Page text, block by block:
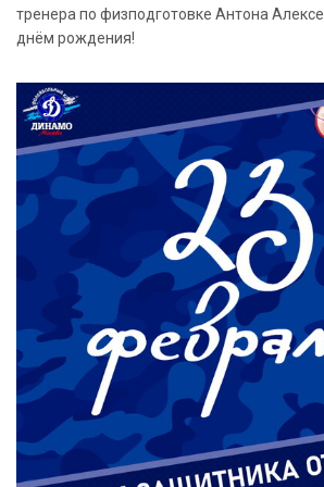
тренера по физподготовке Антона
днём рождения!